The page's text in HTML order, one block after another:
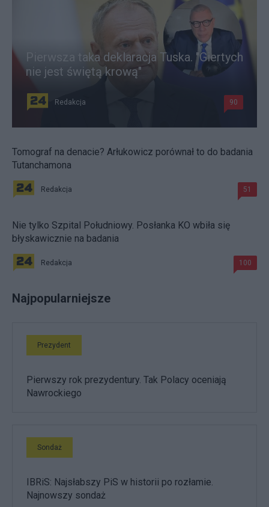
Pierwsza taka deklaracja Tuska. "Giertych
nie jest świętą krową"
Redakcja 90
Tomograf na denacie? Arłukowicz porównał to do badania
Tutanchamona
Redakcja 51
Nie tylko Szpital Południowy. Posłanka KO wbiła się
błyskawicznie na badania
Redakcja 100
Najpopularniejsze
Prezydent
Pierwszy rok prezydentury. Tak Polacy oceniają
Nawrockiego
Sondaż
IBRiS: Najsłabszy PiS w historii po rozłamie.
Najnowszy sondaż